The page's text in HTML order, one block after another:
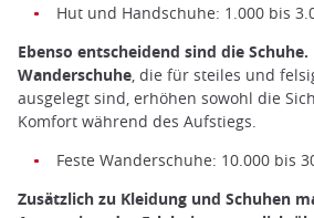
Hut und Handschuhe: 1.000 bis
Ebenso entscheidend sind die Schuhe.
Wanderschuhe, die für steiles und
ausgelegt sind, erhöhen sowohl die
Komfort während des Aufstiegs.
Feste Wanderschuhe: 10.000 bis
Zusätzlich zu Kleidung und Schuhen